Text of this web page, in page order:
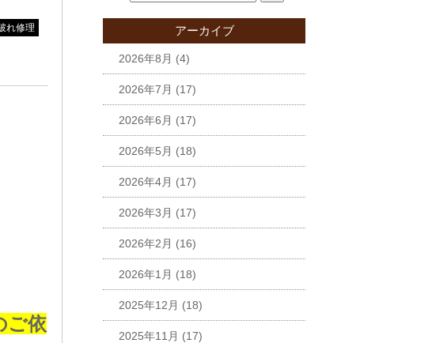
れ修理
ご依
アーカイブ
2026年8月 (4)
2026年7月 (17)
2026年6月 (17)
2026年5月 (18)
2026年4月 (17)
2026年3月 (17)
2026年2月 (16)
2026年1月 (18)
2025年12月 (18)
2025年11月 (17)